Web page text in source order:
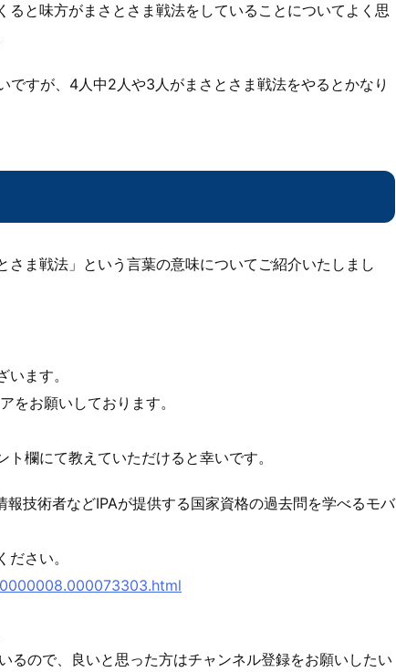
ると味方がまさとさま戦法をしていることについてよく思
ですが、4人中2人や3人がまさとさま戦法をやるとかなり
ま戦法」という言葉の意味についてご紹介いたしまし
ます。
をお願いしております。
欄にて教えていただけると幸いです。
技術者などIPAが提供する国家資格の過去問を学べるモバ
さい。
るので、良いと思った方はチャンネル登録をお願いしたい